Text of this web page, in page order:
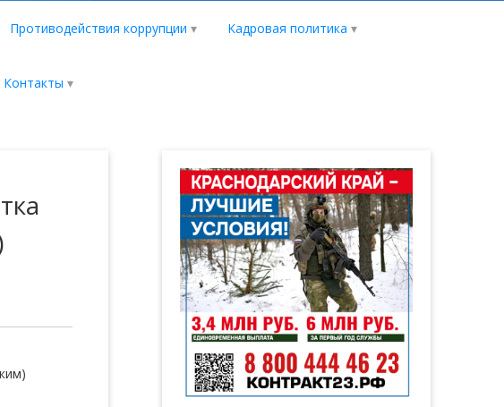
Противодействия коррупции Кадровая политика
Контакты